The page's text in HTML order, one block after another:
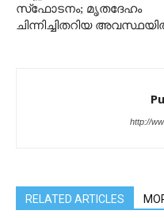
സ്‌ഫോടനം; മൃതദേഹം
ചിന്നിച്ചിതറിയ
http://
RELATED ARTICLES